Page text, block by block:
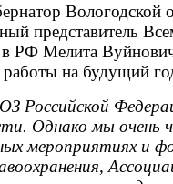
Вологодской
представитель
в РФ Мелита
работы на будущий
Российской
Однако мы очень
мероприятиях и